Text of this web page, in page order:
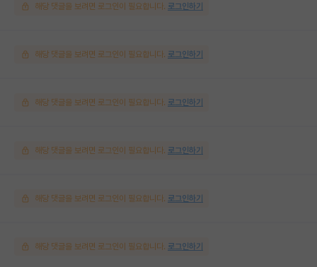
해당 댓글을 보려면 로그인이 필요합니다. 로그인하기
해당 댓글을 보려면 로그인이 필요합니다. 로그인하기
해당 댓글을 보려면 로그인이 필요합니다. 로그인하기
해당 댓글을 보려면 로그인이 필요합니다. 로그인하기
해당 댓글을 보려면 로그인이 필요합니다. 로그인하기
해당 댓글을 보려면 로그인이 필요합니다. 로그인하기